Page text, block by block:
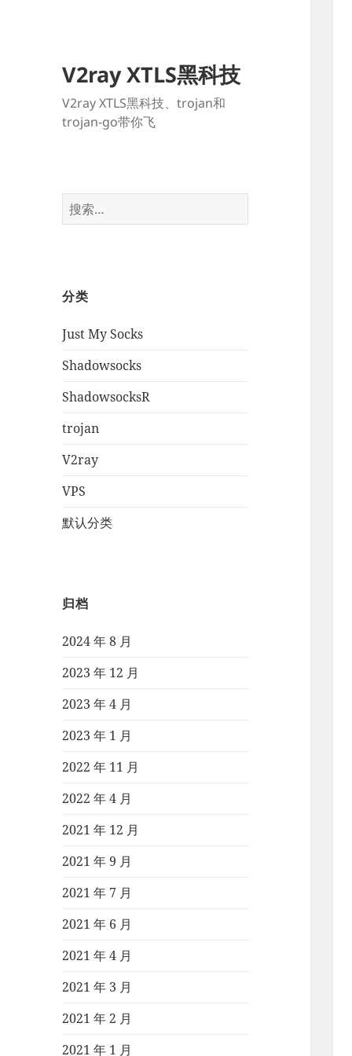
V2ray XTLS黑科技
V2ray XTLS黑科技、trojan和
trojan-go带你飞
搜
索：
分类
Just My Socks
Shadowsocks
ShadowsocksR
trojan
V2ray
VPS
默认分类
归档
2024 年 8 月
2023 年 12 月
2023 年 4 月
2023 年 1 月
2022 年 11 月
2022 年 4 月
2021 年 12 月
2021 年 9 月
2021 年 7 月
2021 年 6 月
2021 年 4 月
2021 年 3 月
2021 年 2 月
2021 年 1 月